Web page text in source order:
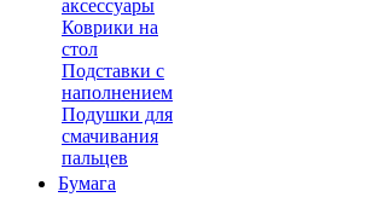
аксессуары
Коврики на
стол
Подставки с
наполнением
Подушки для
смачивания
пальцев
Бумага